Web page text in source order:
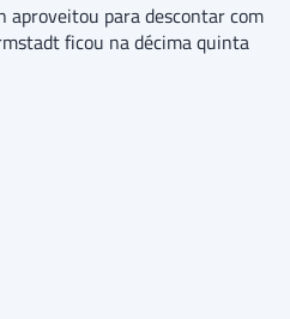
aproveitou para descontar com
ficou na décima quinta